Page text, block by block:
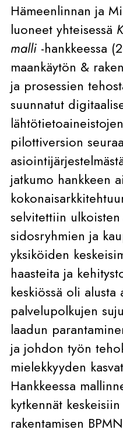
Hämeenlinnan ja
luoneet yhteisessä
malli -hankkeessa
maankäytön &
ja prosessien
suunnatut
pilottiversion
jatkumo hankkeen
selvitettiin
sidosryhmien ja
yksiköiden
haasteita ja
keskiössä oli alusta
palvelupolkujen
laadun
ja johdon työn
mielekkyyden
Hankkeessa
kytkennät
rakentamisen